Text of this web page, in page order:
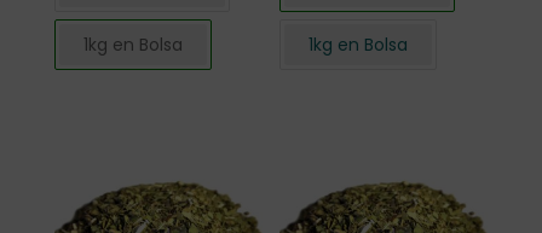
1kg en Bolsa 1kg en Bolsa